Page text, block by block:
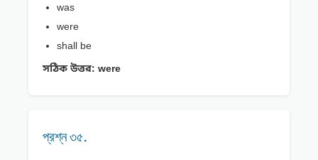
was
were
shall be
সঠিক উত্তর: were
প্রশ্ন ৩৫.